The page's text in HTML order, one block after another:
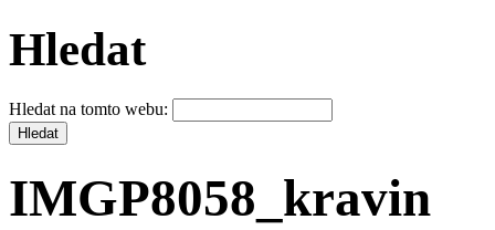
Hledat
Hledat na tomto webu:
IMGP8058_kravin